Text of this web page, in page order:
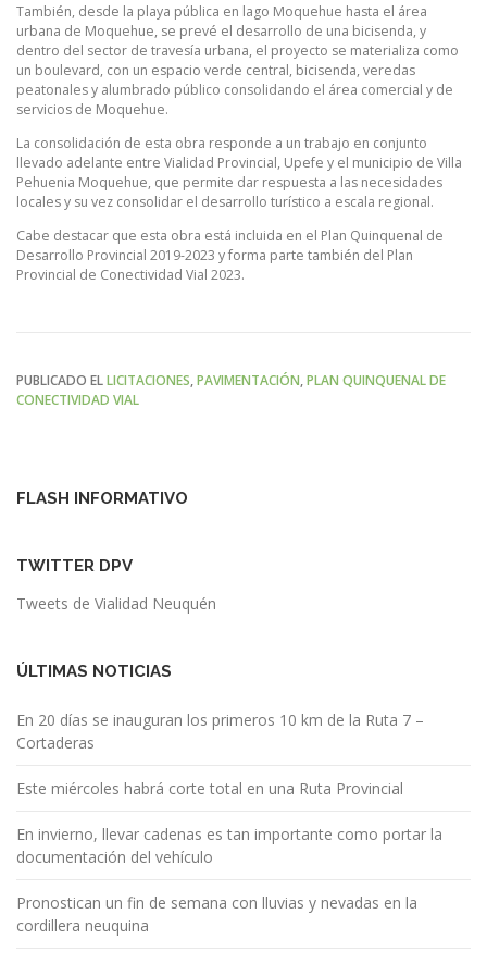
También, desde la playa pública en lago Moquehue hasta el área
urbana de Moquehue, se prevé el desarrollo de una bicisenda, y
dentro del sector de travesía urbana, el proyecto se materializa como
un boulevard, con un espacio verde central, bicisenda, veredas
peatonales y alumbrado público consolidando el área comercial y de
servicios de Moquehue.
La consolidación de esta obra responde a un trabajo en conjunto
llevado adelante entre Vialidad Provincial, Upefe y el municipio de Villa
Pehuenia Moquehue, que permite dar respuesta a las necesidades
locales y su vez consolidar el desarrollo turístico a escala regional.
Cabe destacar que esta obra está incluida en el Plan Quinquenal de
Desarrollo Provincial 2019-2023 y forma parte también del Plan
Provincial de Conectividad Vial 2023.
PUBLICADO ELLICITACIONES,PAVIMENTACIÓN,PLAN QUINQUENAL DE
CONECTIVIDAD VIAL
FLASH INFORMATIVO
TWITTER DPV
Tweets de Vialidad Neuquén
ÚLTIMAS NOTICIAS
En 20 días se inauguran los primeros 10 km de la Ruta 7 –
Cortaderas
Este miércoles habrá corte total en una Ruta Provincial
En invierno, llevar cadenas es tan importante como portar la
documentación del vehículo
Pronostican un fin de semana con lluvias y nevadas en la
cordillera neuquina